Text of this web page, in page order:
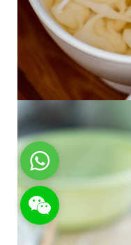
WhatsApp
WeChat: rsgt819